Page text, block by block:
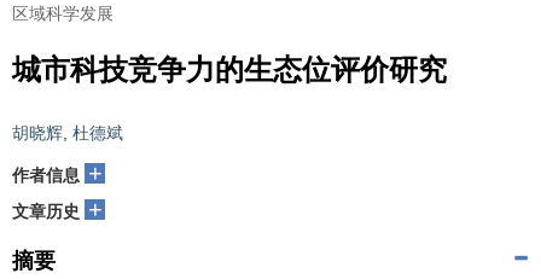
区域科学发展
城市科技竞争力的生态位评价研究
胡晓辉 杜德斌
作者信息 +
文章历史 +
摘要